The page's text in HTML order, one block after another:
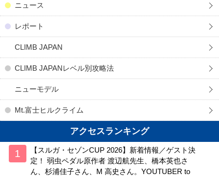
ニュース
レポート
CLIMB JAPAN
CLIMB JAPANレベル別攻略法
ニューモデル
Mt.富士ヒルクライム
アクセスランキング
【スルガ・セゾンCUP 2026】新着情報／ゲスト決
定！ 弱虫ペダル原作者 渡辺航先生、橋本英也さ
ん、杉浦佳子さん、M 高史さん。YOUTUBER to